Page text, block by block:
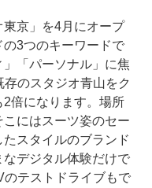
京」を4月にオープ
3つのキーワードで
「パーソナル」に焦
のスタジオ青山をク
倍になります。場所
にはスーツ姿のセー
スタイルのブランド
デジタル体験だけで
テストドライブもで